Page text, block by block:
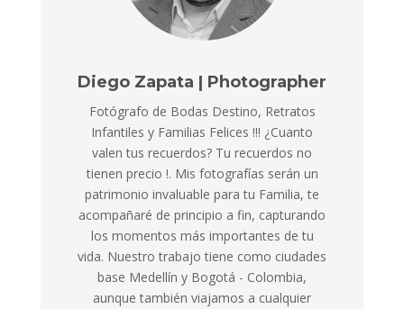
Diego Zapata | Photographer
Fotógrafo de Bodas Destino, Retratos
Infantiles y Familias Felices !!! ¿Cuanto
valen tus recuerdos? Tu recuerdos no
tienen precio !. Mis fotografías serán un
patrimonio invaluable para tu Familia, te
acompañaré de principio a fin, capturando
los momentos más importantes de tu
vida. Nuestro trabajo tiene como ciudades
base Medellín y Bogotá - Colombia,
aunque también viajamos a cualquier